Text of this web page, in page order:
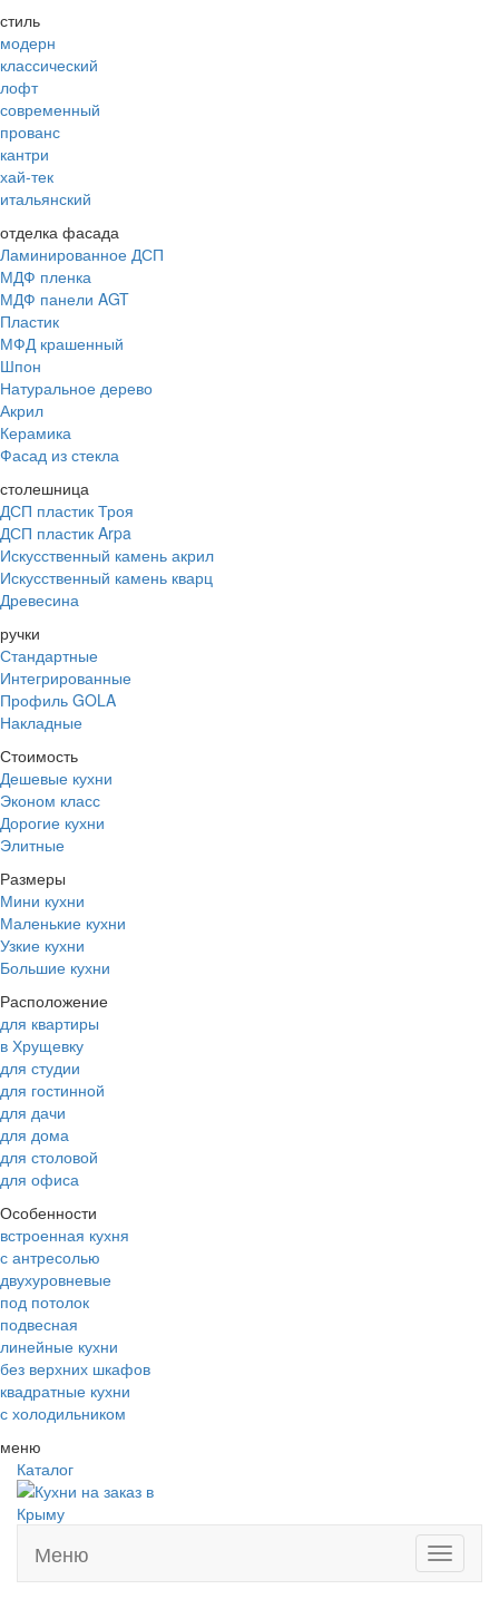
стиль
модерн
классический
лофт
современный
прованс
кантри
хай-тек
итальянский
отделка фасада
Ламинированное ДСП
МДФ пленка
МДФ панели AGT
Пластик
МФД крашенный
Шпон
Натуральное дерево
Акрил
Керамика
Фасад из стекла
столешница
ДСП пластик Троя
ДСП пластик Arpa
Искусственный камень акрил
Искусственный камень кварц
Древесина
ручки
Стандартные
Интегрированные
Профиль GOLA
Накладные
Стоимость
Дешевые кухни
Эконом класс
Дорогие кухни
Элитные
Размеры
Мини кухни
Маленькие кухни
Узкие кухни
Большие кухни
Расположение
для квартиры
в Хрущевку
для студии
для гостинной
для дачи
для дома
для столовой
для офиса
Особенности
встроенная кухня
с антресолью
двухуровневые
под потолок
подвесная
линейные кухни
без верхних шкафов
квадратные кухни
с холодильником
меню
Каталог
Toggle
Меню